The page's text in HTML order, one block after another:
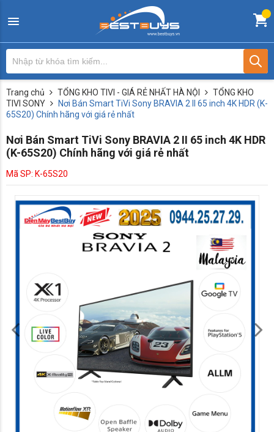
Trang chủ TỔNG KHO TIVI - GIÁ RẺ NHẤT HÀ NỘI
TỔNG KHO
TIVI SONY
Nơi Bán Smart TiVi Sony BRAVIA 2 II 65 inch 4K HDR (K-
65S20) Chính hãng với giá rẻ nhất
Nơi Bán Smart TiVi Sony BRAVIA 2 II 65 inch 4K HDR
(K-65S20) Chính hãng với giá rẻ nhất
Mã SP: K-65S20